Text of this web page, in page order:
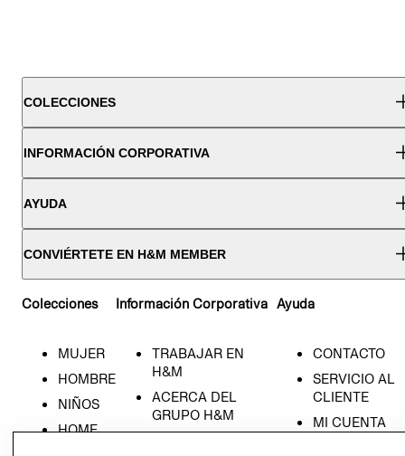
COLECCIONES
INFORMACIÓN CORPORATIVA
AYUDA
CONVIÉRTETE EN H&M MEMBER
Colecciones
MUJER
HOMBRE
NIÑOS
HOME
Información Corporativa
TRABAJAR EN
H&M
ACERCA DEL
GRUPO H&M
Ayuda
CONTACTO
SERVICIO AL
CLIENTE
MI CUENTA